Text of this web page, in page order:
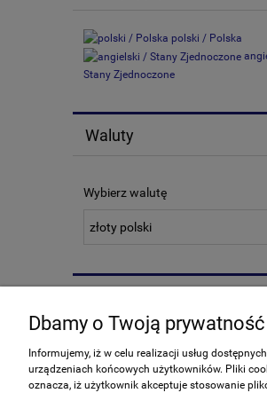
polski / Polska
Stany Zjednoczone
Waluty
Wybierz walutę
Zakupy
Formy płatności
Czas realizacji zamówienia
Dbamy o Twoją prywatność
Informujemy, iż w celu realizacji usług
urządzeniach końcowych użytkowników. Pliki
oznacza, iż użytkownik akceptuje stosowanie